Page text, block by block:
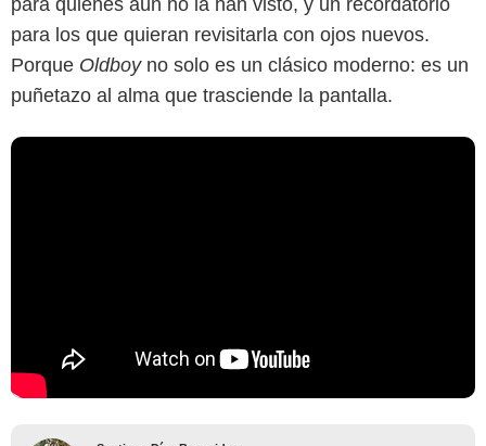
para quienes aún no la han visto, y un recordatorio
para los que quieran revisitarla con ojos nuevos.
Porque Oldboyno solo es un clásico moderno: es un
puñetazo al alma que trasciende la pantalla.